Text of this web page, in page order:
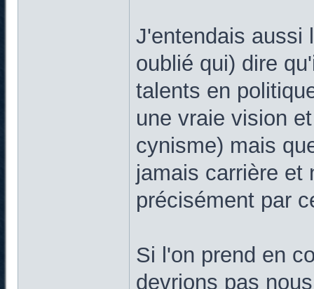
J'entendais aussi
oublié qui) dire
talents en
une vraie vision
cynisme) mais
jamais carrière et
précisément par
Si l'on prend en
devrions pas